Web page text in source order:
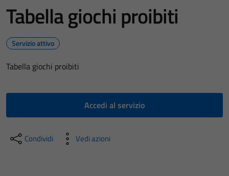
Tabella giochi proibiti
Servizio attivo
Tabella giochi proibiti
Accedi al servizio
Condividi Vedi azioni